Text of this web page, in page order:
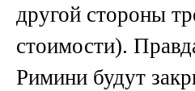
другой стороны
стоимости).
Римини будут